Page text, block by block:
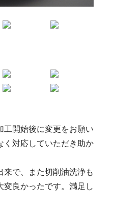
工開始後に変更をお願い
く対応していただき助か
来で、また切削油洗浄も
変良かったです。満足し